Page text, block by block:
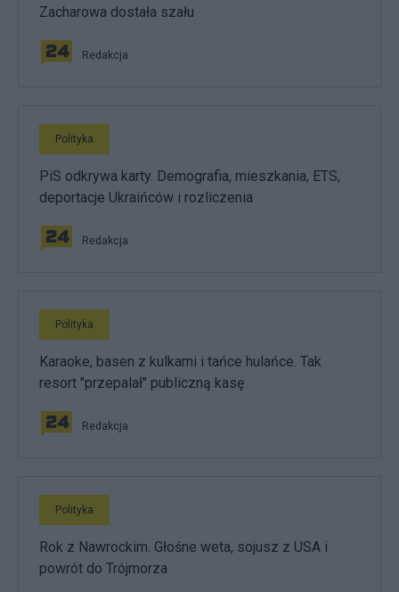
Zacharowa dostała szału
Redakcja
Polityka
PiS odkrywa karty. Demografia, mieszkania, ETS,
deportacje Ukraińców i rozliczenia
Redakcja
Polityka
Karaoke, basen z kulkami i tańce hulańce. Tak
resort "przepalał" publiczną kasę
Redakcja
Polityka
Rok z Nawrockim. Głośne weta, sojusz z USA i
powrót do Trójmorza